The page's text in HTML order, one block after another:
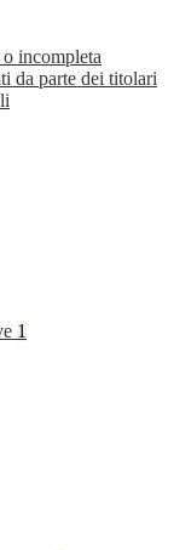
incompleta
da parte dei titolari
1